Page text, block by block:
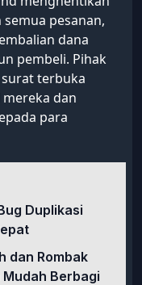
pesanan,
dana
pembeli. Pihak
terbuka
dan
para
Duplikasi
dan Rombak
Berbagi